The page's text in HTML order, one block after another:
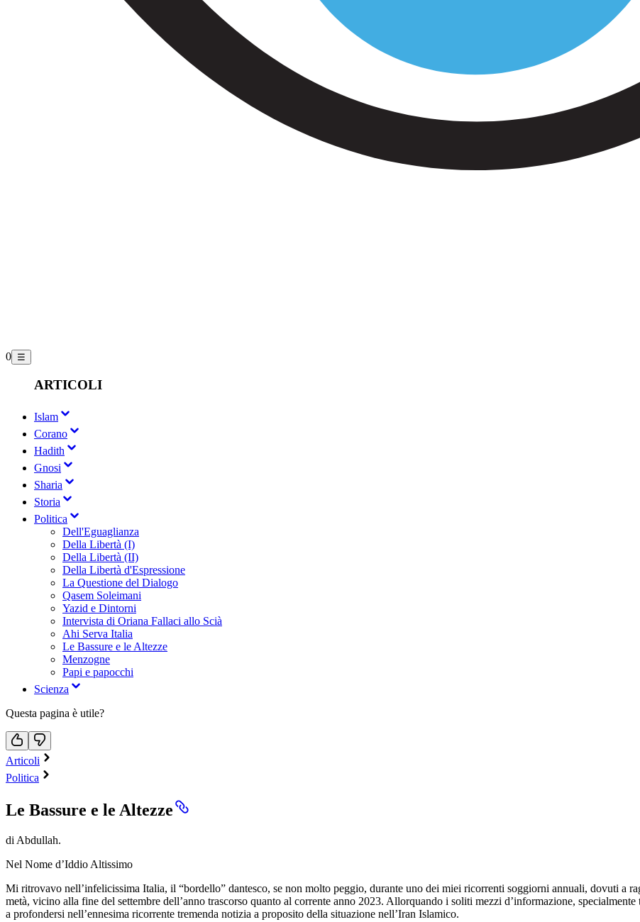
0 ☰
ARTICOLI
Islam
Corano
Hadith
Gnosi
Sharia
Storia
Politica
Dell'Eguaglianza
Della Libertà (I)
Della Libertà (II)
Della Libertà d'Espressione
La Questione del Dialogo
Qasem Soleimani
Yazid e Dintorni
Intervista di Oriana Fallaci allo Scià
Ahi Serva Italia
Le Bassure e le Altezze
Menzogne
Papi e papocchi
Scienza
Questa pagina è utile?
Articoli
Politica
Le Bassure e le Altezze
di Abdullah.
Nel Nome d’Iddio Altissimo
Mi ritrovavo nell’infelicissima Italia, il “bordello” dantesco, se non molto peggio, durante uno dei miei ricorrenti soggiorni annuali, dovuti a
metà, vicino alla fine del settembre dell’anno trascorso quanto al corrente anno 2023. Allorquando i soliti mezzi d’informazione,
a profondersi nell’ennesima ricorrente tremenda notizia a proposito della situazione nell’Iran Islamico.